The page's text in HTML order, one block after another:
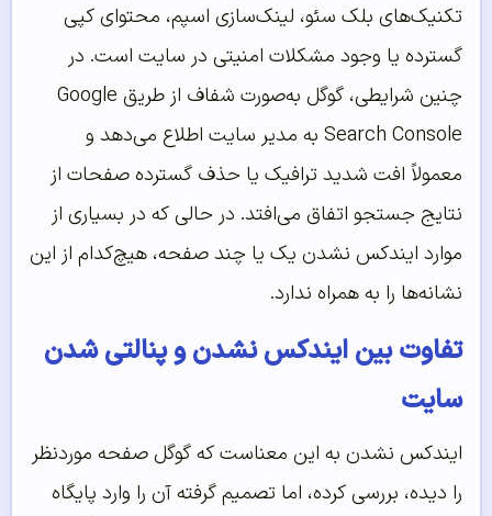
تکنیک‌های بلک سئو، لینک‌سازی اسپم، محتوای کپی
گسترده یا وجود مشکلات امنیتی در سایت است. در
چنین شرایطی، گوگل به‌صورت شفاف از طریق Google
Search Console به مدیر سایت اطلاع می‌دهد و
معمولاً افت شدید ترافیک یا حذف گسترده صفحات از
نتایج جستجو اتفاق می‌افتد. در حالی که در بسیاری از
موارد ایندکس نشدن یک یا چند صفحه، هیچ‌کدام از این
نشانه‌ها را به همراه ندارد.
تفاوت بین ایندکس نشدن و پنالتی شدن
سایت
ایندکس نشدن به این معناست که گوگل صفحه موردنظر
را دیده، بررسی کرده، اما تصمیم گرفته آن را وارد پایگاه